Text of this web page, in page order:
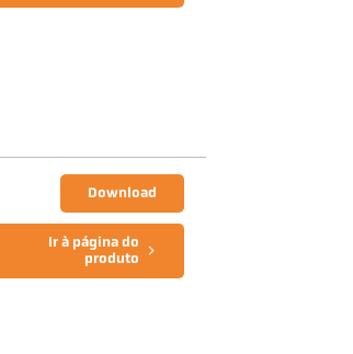
Download
Ir à página do
produto